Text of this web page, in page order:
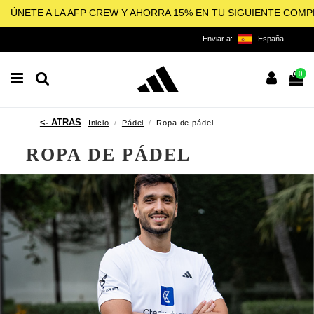
ÚNETE A LA AFP CREW Y AHORRA 15% EN TU SIGUIENTE
Enviar a: España
0
Inicio Pádel Ropa de pádel
ROPA DE PÁDEL